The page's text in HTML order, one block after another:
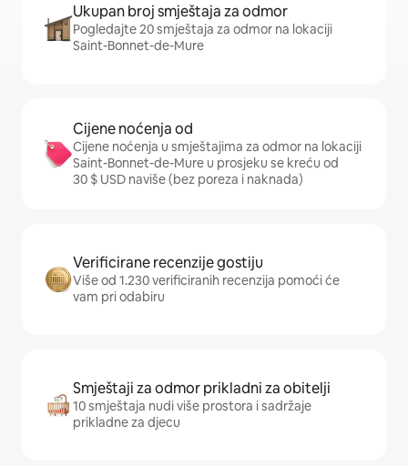
Ukupan broj smještaja za odmor
Pogledajte 20 smještaja za odmor na lokaciji
Saint-Bonnet-de-Mure
Cijene noćenja od
Cijene noćenja u smještajima za odmor na lokaciji
Saint-Bonnet-de-Mure u prosjeku se kreću od
30 $ USD naviše (bez poreza i naknada)
Verificirane recenzije gostiju
Više od 1.230 verificiranih recenzija pomoći će
vam pri odabiru
Smještaji za odmor prikladni za obitelji
10 smještaja nudi više prostora i sadržaje
prikladne za djecu